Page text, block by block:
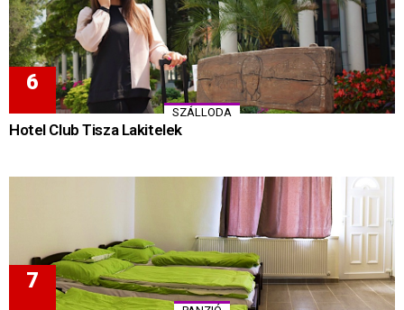
SZÁLLODA
Hotel Club Tisza Lakitelek